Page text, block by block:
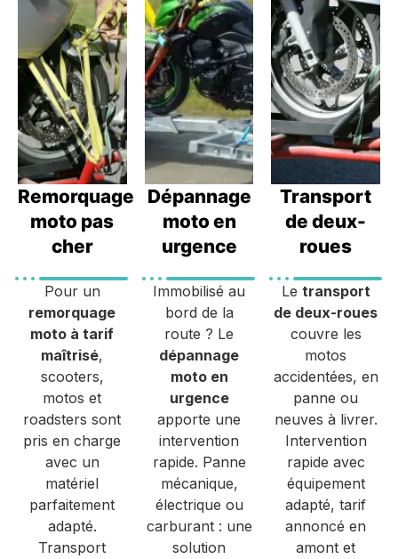
Remorquage
moto pas
cher
Pour un
remorquage
moto à tarif
maîtrisé,
scooters,
motos et
roadsters sont
pris en charge
avec un
matériel
parfaitement
adapté.
Transport
Dépannage
moto en
urgence
Immobilisé au
bord de la
route ? Le
dépannage
moto en
urgence
apporte une
intervention
rapide. Panne
mécanique,
électrique ou
carburant : une
solution
Transport
de deux-
roues
Le transport
de deux-roues
couvre les
motos
accidentées, en
panne ou
neuves à livrer.
Intervention
rapide avec
équipement
adapté, tarif
annoncé en
amont et